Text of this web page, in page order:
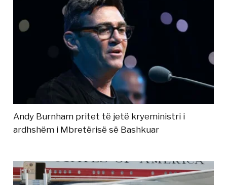
Andy Burnham pritet të jetë kryeministri i
ardhshëm i Mbretërisë së Bashkuar